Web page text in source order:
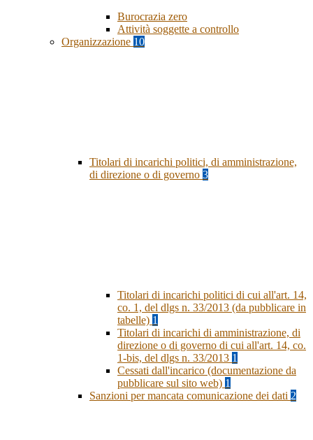
Burocrazia zero
Attività soggette a controllo
Organizzazione 10
Titolari di incarichi politici, di amministrazione,
di direzione o di governo 3
Titolari di incarichi politici di cui all'art. 14,
co. 1, del dlgs n. 33/2013 (da pubblicare in
tabelle) 1
Titolari di incarichi di amministrazione, di
direzione o di governo di cui all'art. 14, co.
1-bis, del dlgs n. 33/2013 1
Cessati dall'incarico (documentazione da
pubblicare sul sito web) 1
Sanzioni per mancata comunicazione dei dati 2